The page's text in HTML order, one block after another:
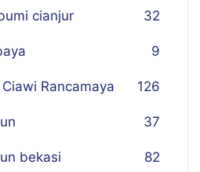
cianjur 32
9
Rancamaya 126
37
bekasi 82